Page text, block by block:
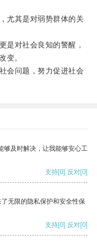
其是对弱势群体的关
对社会良知的警醒，
变。
问题，努力促进社会
够及时解决，让我能够安心工
支持[0] 反对[0]
无限的隐私保护和安全性保
支持[0] 反对[0]